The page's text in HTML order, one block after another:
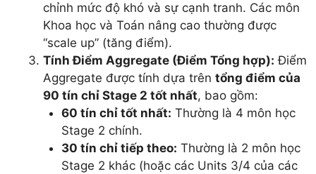
chỉnh mức độ khó và sự cạnh tranh. Các môn
Khoa học và Toán nâng cao thường được
“scale up” (tăng điểm).
Tính Điểm Aggregate (Điểm Tổng hợp): Điểm
Aggregate được tính dựa trên tổng điểm của
90 tín chỉ Stage 2 tốt nhất, bao gồm:
60 tín chỉ tốt nhất: Thường là 4 môn học
Stage 2 chính.
30 tín chỉ tiếp theo: Thường là 2 môn học
Stage 2 khác (hoặc các Units 3/4 của các